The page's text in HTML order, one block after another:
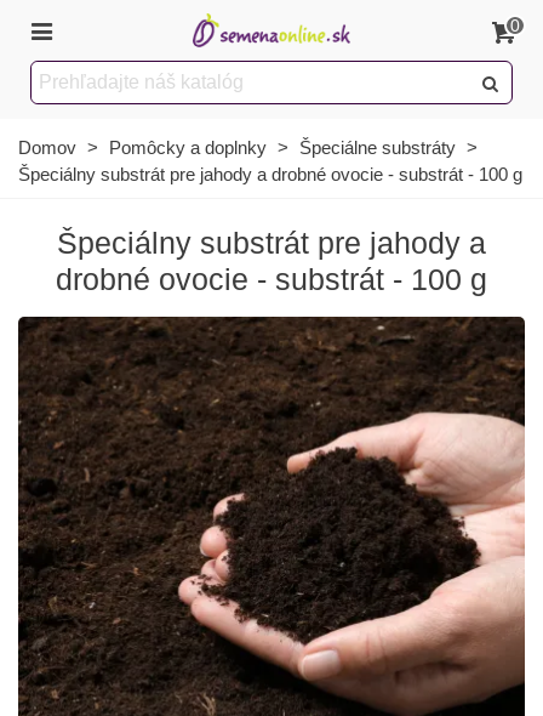
0
Domov > Pomôcky a doplnky > Špeciálne substráty >
Špeciálny substrát pre jahody a drobné ovocie - substrát - 100 g
Špeciálny substrát pre jahody a
drobné ovocie - substrát - 100 g